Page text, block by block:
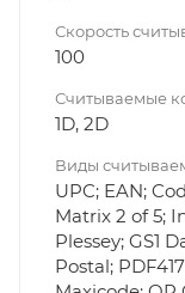
Скорость
100
Считываемые
1D, 2D
Виды
UPC; EAN;
Matrix 2 of 5;
Plessey; GS1
Postal;